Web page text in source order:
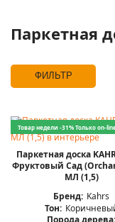
Паркетная
ФИЛЬТР
Товар недели -31%Только on-
Паркетная доска
Фруктовый Сад
МЛ (1,5)
Бренд: Kahrs
Тон: